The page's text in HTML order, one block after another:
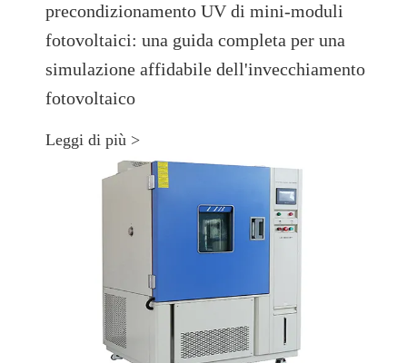
precondizionamento UV di mini-moduli
fotovoltaici: una guida completa per una
simulazione affidabile dell'invecchiamento
fotovoltaico
Leggi di più >